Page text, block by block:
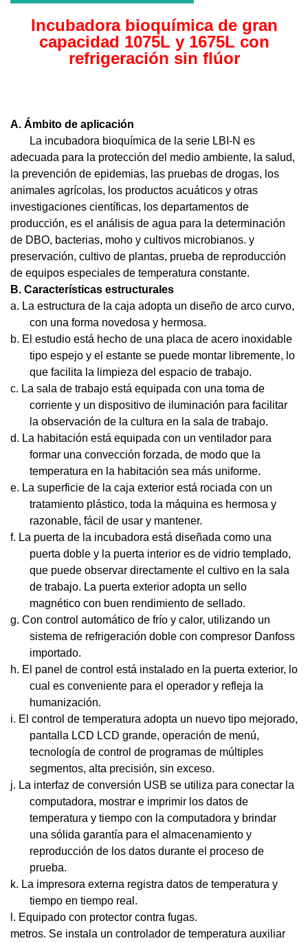
Incubadora bioquímica de gran
capacidad 1075L y 1675L con
refrigeración sin flúor
A. Ámbito de aplicación
La incubadora bioquímica de la serie LBI-N es
adecuada para la protección del medio ambiente, la salud,
la prevención de epidemias, las pruebas de drogas, los
animales agrícolas, los productos acuáticos y otras
investigaciones científicas, los departamentos de
producción, es el análisis de agua para la determinación
de DBO, bacterias, moho y cultivos microbianos. y
preservación, cultivo de plantas, prueba de reproducción
de equipos especiales de temperatura constante.
B. Características estructurales
a. La estructura de la caja adopta un diseño de arco curvo,
con una forma novedosa y hermosa.
b. El estudio está hecho de una placa de acero inoxidable
tipo espejo y el estante se puede montar libremente, lo
que facilita la limpieza del espacio de trabajo.
c. La sala de trabajo está equipada con una toma de
corriente y un dispositivo de iluminación para facilitar
la observación de la cultura en la sala de trabajo.
d. La habitación está equipada con un ventilador para
formar una convección forzada, de modo que la
temperatura en la habitación sea más uniforme.
e. La superficie de la caja exterior está rociada con un
tratamiento plástico, toda la máquina es hermosa y
razonable, fácil de usar y mantener.
f. La puerta de la incubadora está diseñada como una
puerta doble y la puerta interior es de vidrio templado,
que puede observar directamente el cultivo en la sala
de trabajo. La puerta exterior adopta un sello
magnético con buen rendimiento de sellado.
g. Con control automático de frío y calor, utilizando un
sistema de refrigeración doble con compresor Danfoss
importado.
h. El panel de control está instalado en la puerta exterior, lo
cual es conveniente para el operador y refleja la
humanización.
i. El control de temperatura adopta un nuevo tipo mejorado,
pantalla LCD LCD grande, operación de menú,
tecnología de control de programas de múltiples
segmentos, alta precisión, sin exceso.
j. La interfaz de conversión USB se utiliza para conectar la
computadora, mostrar e imprimir los datos de
temperatura y tiempo con la computadora y brindar
una sólida garantía para el almacenamiento y
reproducción de los datos durante el proceso de
prueba.
k. La impresora externa registra datos de temperatura y
tiempo en tiempo real.
l. Equipado con protector contra fugas.
metros. Se instala un controlador de temperatura auxiliar